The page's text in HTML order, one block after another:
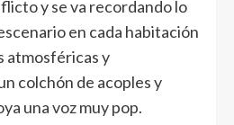
y se va recordando lo
en cada habitación
atmosféricas y
colchón de acoples y
una voz muy pop.